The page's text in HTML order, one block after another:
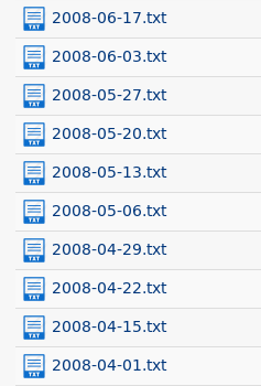
2008-06-17.txt
2008-06-03.txt
2008-05-27.txt
2008-05-20.txt
2008-05-13.txt
2008-05-06.txt
2008-04-29.txt
2008-04-22.txt
2008-04-15.txt
2008-04-01.txt